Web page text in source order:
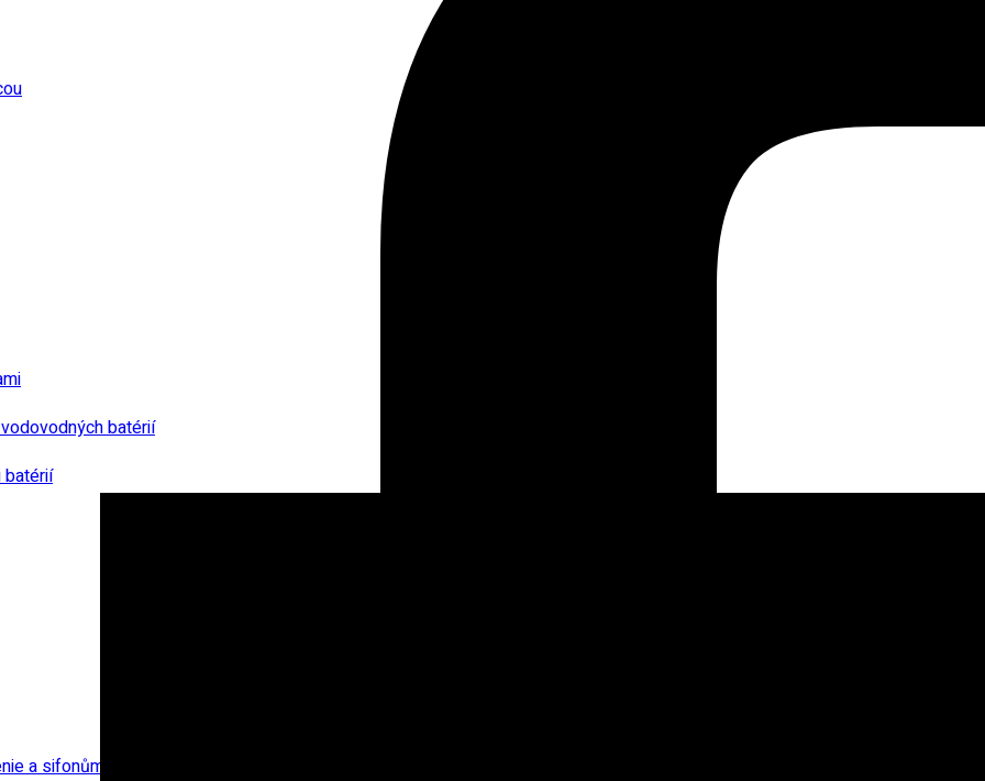
batérií
batérií
a sifonům